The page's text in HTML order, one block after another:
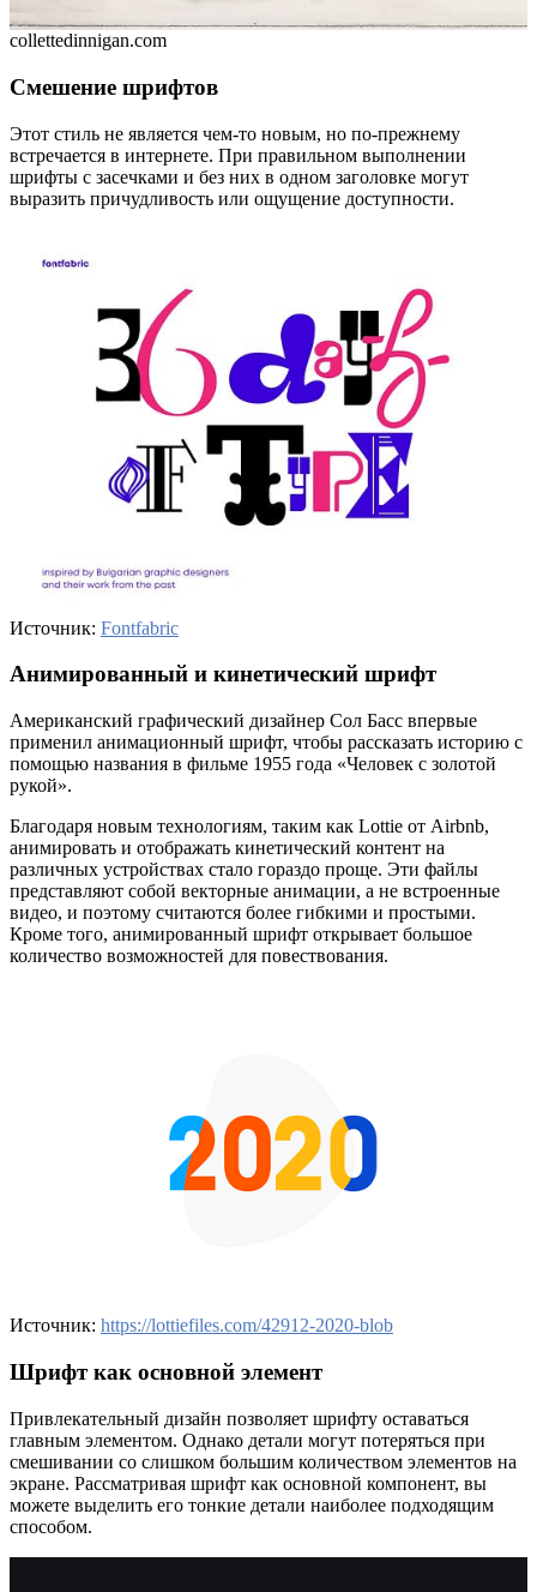
collettedinnigan.com
Смешение шрифтов
Этот стиль не является чем-то новым, но по-прежнему
встречается в интернете. При правильном выполнении
шрифты с засечками и без них в одном заголовке могут
выразить причудливость или ощущение доступности.
Источник: Fontfabric
Анимированный и кинетический шрифт
Американский графический дизайнер Сол Басс впервые
применил анимационный шрифт, чтобы рассказать историю с
помощью названия в фильме 1955 года «Человек с золотой
рукой».
Благодаря новым технологиям, таким как Lottie от Airbnb,
анимировать и отображать кинетический контент на
различных устройствах стало гораздо проще. Эти файлы
представляют собой векторные анимации, а не встроенные
видео, и поэтому считаются более гибкими и простыми.
Кроме того, анимированный шрифт открывает большое
количество возможностей для повествования.
Источник: https://lottiefiles.com/42912-2020-blob
Шрифт как основной элемент
Привлекательный дизайн позволяет шрифту оставаться
главным элементом. Однако детали могут потеряться при
смешивании со слишком большим количеством элементов на
экране. Рассматривая шрифт как основной компонент, вы
можете выделить его тонкие детали наиболее подходящим
способом.